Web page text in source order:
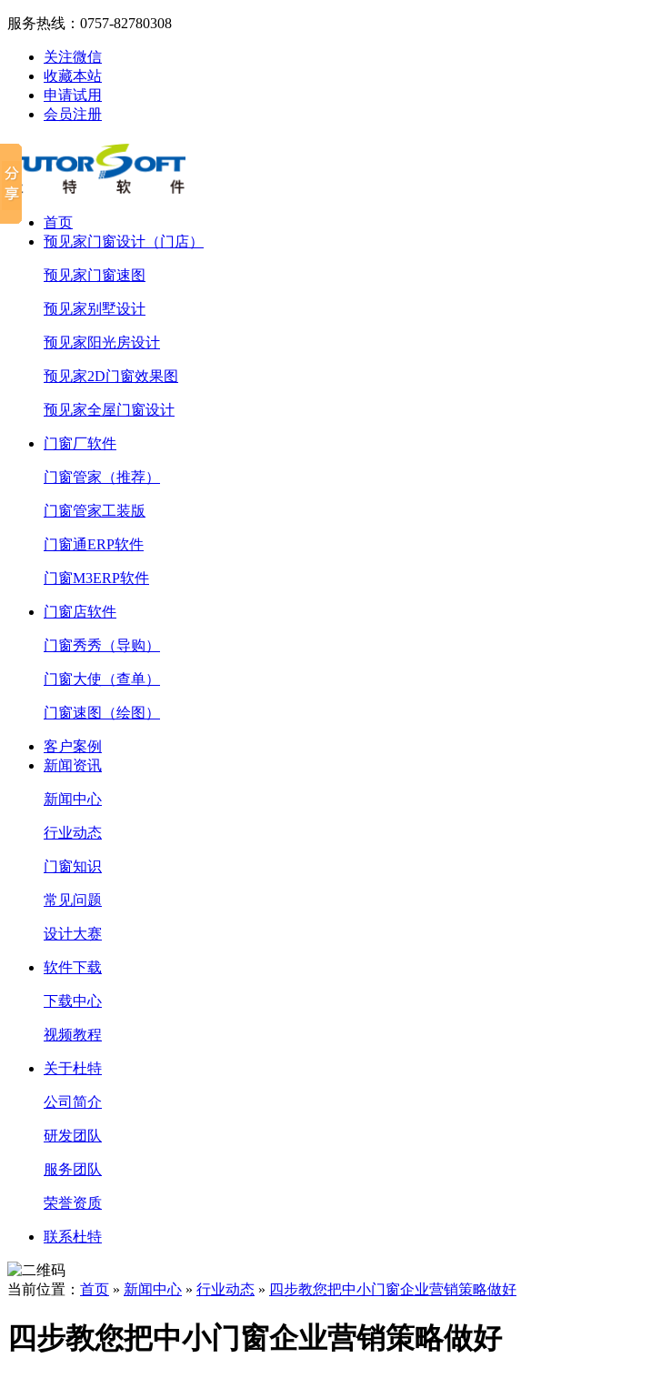
服务热线： 0757-82780308
关注微信
收藏本站
申请试用
会员注册
首页
预见家门窗设计（门店）
预见家门窗速图
预见家别墅设计
预见家阳光房设计
预见家2D门窗效果图
预见家全屋门窗设计
门窗厂软件
门窗管家（推荐）
门窗管家工装版
门窗通ERP软件
门窗M3ERP软件
门窗店软件
门窗秀秀（导购）
门窗大使（查单）
门窗速图（绘图）
客户案例
新闻资讯
新闻中心
行业动态
门窗知识
常见问题
设计大赛
软件下载
下载中心
视频教程
关于杜特
公司简介
研发团队
服务团队
荣誉资质
联系杜特
当前位置： 首页 » 新闻中心 » 行业动态 » 四步教您把中小门窗企业营销策略做好
四步教您把中小门窗企业营销策略做好